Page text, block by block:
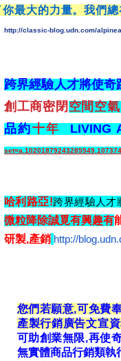
你最大的力量。我們
http://classic-blog.udn.com/
跨界經驗人才將使奇
創工商密閉 空間空
品約十年 LIVING
哈利路亞!跨界經驗人才
微粒降除誠覓有興趣有
研製,產銷 http://
您們若願意,可免費
產製行銷廣告文宣
可助創業無限,再使
無實體商品行銷類執